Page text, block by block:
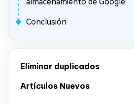
Conclusión
Eliminar duplicados
Artículos Nuevos